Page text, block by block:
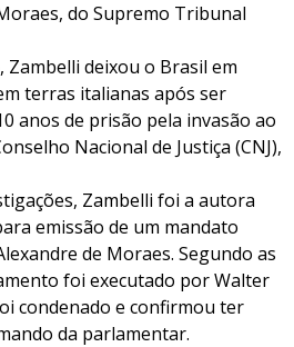
do Supremo Tribunal
Zambelli deixou o Brasil em
terras italianas após ser
anos de prisão pela invasão ao
Nacional de Justiça (CNJ),
Zambelli foi a autora
emissão de um mandato
de Moraes. Segundo as
foi executado por Walter
condenado e confirmou ter
da parlamentar.